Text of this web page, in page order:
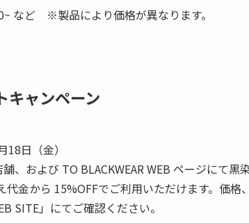
など ※製品により価格が異なります。
キャンペーン
日（金）
、および TO BLACKWEAR WEB ページにて黒
金から 15%OFFでご利用いただけます。価格
SITE」にてご確認ください。